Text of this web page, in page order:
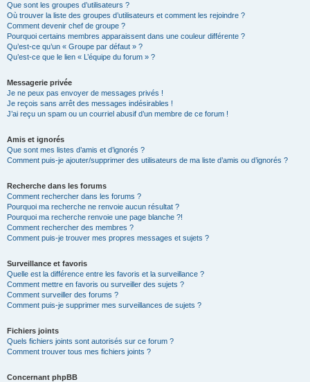
Que sont les groupes d’utilisateurs ?
Où trouver la liste des groupes d’utilisateurs et comment les rejoindre ?
Comment devenir chef de groupe ?
Pourquoi certains membres apparaissent dans une couleur différente ?
Qu’est-ce qu’un « Groupe par défaut » ?
Qu’est-ce que le lien « L’équipe du forum » ?
Messagerie privée
Je ne peux pas envoyer de messages privés !
Je reçois sans arrêt des messages indésirables !
J’ai reçu un spam ou un courriel abusif d’un membre de ce forum !
Amis et ignorés
Que sont mes listes d’amis et d’ignorés ?
Comment puis-je ajouter/supprimer des utilisateurs de ma liste d’amis ou d’ignorés ?
Recherche dans les forums
Comment rechercher dans les forums ?
Pourquoi ma recherche ne renvoie aucun résultat ?
Pourquoi ma recherche renvoie une page blanche ?!
Comment rechercher des membres ?
Comment puis-je trouver mes propres messages et sujets ?
Surveillance et favoris
Quelle est la différence entre les favoris et la surveillance ?
Comment mettre en favoris ou surveiller des sujets ?
Comment surveiller des forums ?
Comment puis-je supprimer mes surveillances de sujets ?
Fichiers joints
Quels fichiers joints sont autorisés sur ce forum ?
Comment trouver tous mes fichiers joints ?
Concernant phpBB